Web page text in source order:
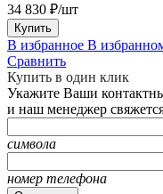
34 830 ₽/шт
Купить
В избранное В
Сравнить
Купить в один клик
Укажите Ваши
и наш менеджер
символа
номер телефона